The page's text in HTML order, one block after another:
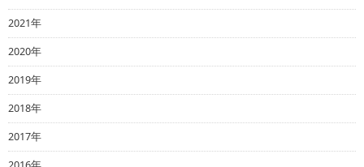
2021年
2020年
2019年
2018年
2017年